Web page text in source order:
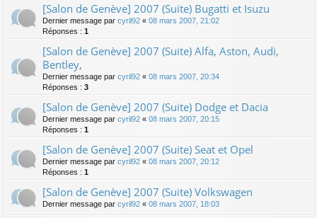
[Salon de Genève] 2007 (Suite) Bugatti et Isuzu
Dernier message par cyril92 « 08 mars 2007, 21:02
Réponses : 1
[Salon de Genève] 2007 (Suite) Alfa, Aston, Audi,
Bentley,
Dernier message par cyril92 « 08 mars 2007, 20:34
Réponses : 3
[Salon de Genève] 2007 (Suite) Dodge et Dacia
Dernier message par cyril92 « 08 mars 2007, 20:15
Réponses : 1
[Salon de Genève] 2007 (Suite) Seat et Opel
Dernier message par cyril92 « 08 mars 2007, 20:12
Réponses : 1
[Salon de Genève] 2007 (Suite) Volkswagen
Dernier message par cyril92 « 08 mars 2007, 18:03